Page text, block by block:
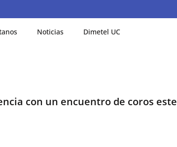
Noticias Dimetel UC
con un encuentro de coros este